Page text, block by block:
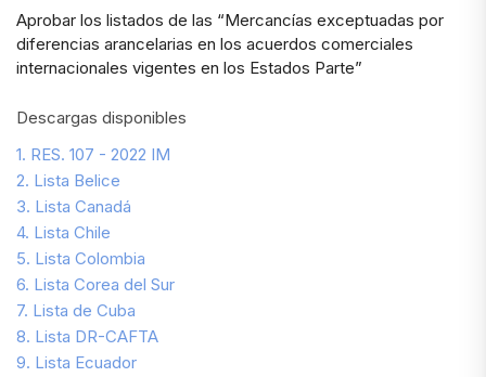
Aprobar los listados de las “Mercancías exceptuadas por
diferencias arancelarias en los acuerdos comerciales
internacionales vigentes en los Estados Parte”
Descargas disponibles
1. RES. 107 - 2022 IM
2. Lista Belice
3. Lista Canadá
4. Lista Chile
5. Lista Colombia
6. Lista Corea del Sur
7. Lista de Cuba
8. Lista DR-CAFTA
9. Lista Ecuador